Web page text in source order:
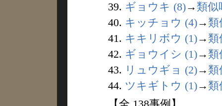
39. ギョウキ (8)→ 類似
40. キッチョウ (4)→ 類
41. キキリボウ (1)→ 類
42. ギョウイシ (1)→ 類
43. リュウギョ (2)→ 類
44. ツキギトウ (1)→ 類